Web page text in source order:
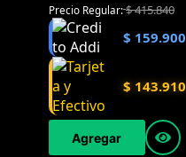
Precio Regular:$415.840
$ 159.900
$ 143.910
Agregar